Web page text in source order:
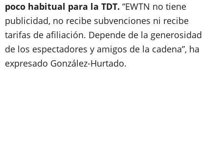
poco habitual para la TDT. “EWTN no tiene
publicidad, no recibe subvenciones ni recibe
tarifas de afiliación. Depende de la generosidad
de los espectadores y amigos de la cadena”, ha
expresado González-Hurtado.